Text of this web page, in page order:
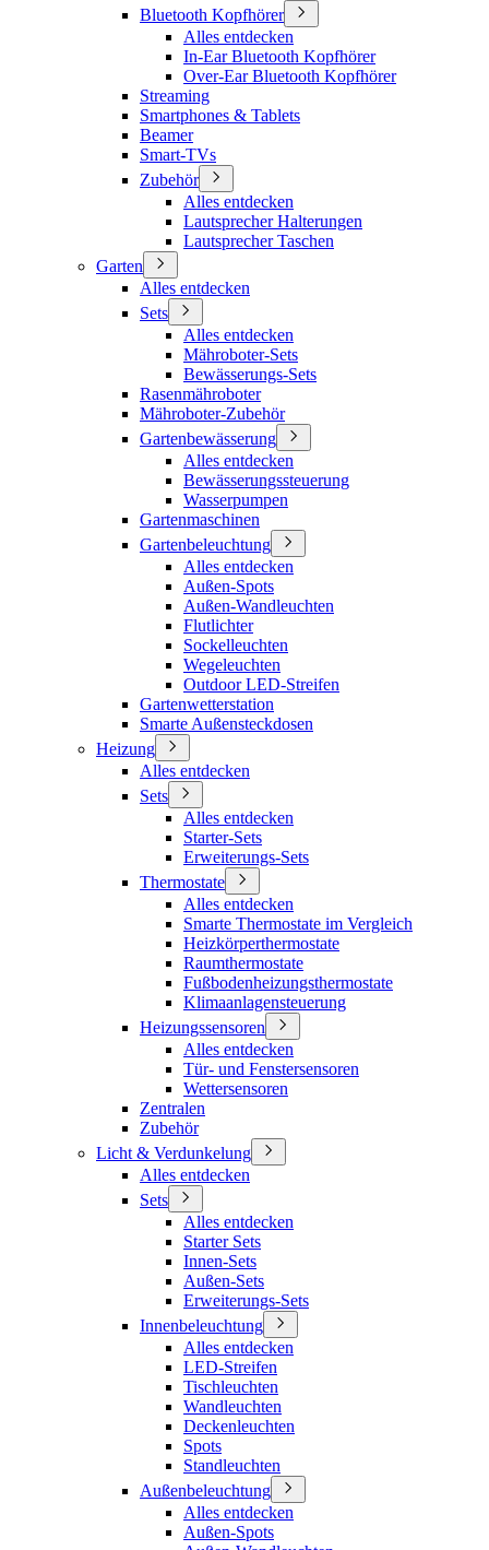
Bluetooth Kopfhörer
Alles entdecken
In-Ear Bluetooth Kopfhörer
Over-Ear Bluetooth Kopfhörer
Streaming
Smartphones & Tablets
Beamer
Smart-TVs
Zubehör
Alles entdecken
Lautsprecher Halterungen
Lautsprecher Taschen
Garten
Alles entdecken
Sets
Alles entdecken
Mähroboter-Sets
Bewässerungs-Sets
Rasenmähroboter
Mähroboter-Zubehör
Gartenbewässerung
Alles entdecken
Bewässerungssteuerung
Wasserpumpen
Gartenmaschinen
Gartenbeleuchtung
Alles entdecken
Außen-Spots
Außen-Wandleuchten
Flutlichter
Sockelleuchten
Wegeleuchten
Outdoor LED-Streifen
Gartenwetterstation
Smarte Außensteckdosen
Heizung
Alles entdecken
Sets
Alles entdecken
Starter-Sets
Erweiterungs-Sets
Thermostate
Alles entdecken
Smarte Thermostate im Vergleich
Heizkörperthermostate
Raumthermostate
Fußbodenheizungsthermostate
Klimaanlagensteuerung
Heizungssensoren
Alles entdecken
Tür- und Fenstersensoren
Wettersensoren
Zentralen
Zubehör
Licht & Verdunkelung
Alles entdecken
Sets
Alles entdecken
Starter Sets
Innen-Sets
Außen-Sets
Erweiterungs-Sets
Innenbeleuchtung
Alles entdecken
LED-Streifen
Tischleuchten
Wandleuchten
Deckenleuchten
Spots
Standleuchten
Außenbeleuchtung
Alles entdecken
Außen-Spots